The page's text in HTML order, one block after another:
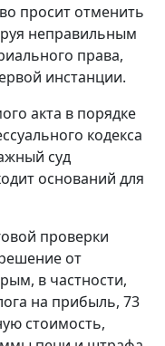
просит отменить
неправильным
права,
инстанции.
акта в порядке
кодекса
суд
оснований для
проверки
от
в частности,
на прибыль, 73
стоимость,